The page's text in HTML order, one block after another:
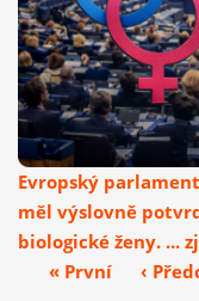
Evropský
měl výslovně
biologické ženy. ...
« První
‹